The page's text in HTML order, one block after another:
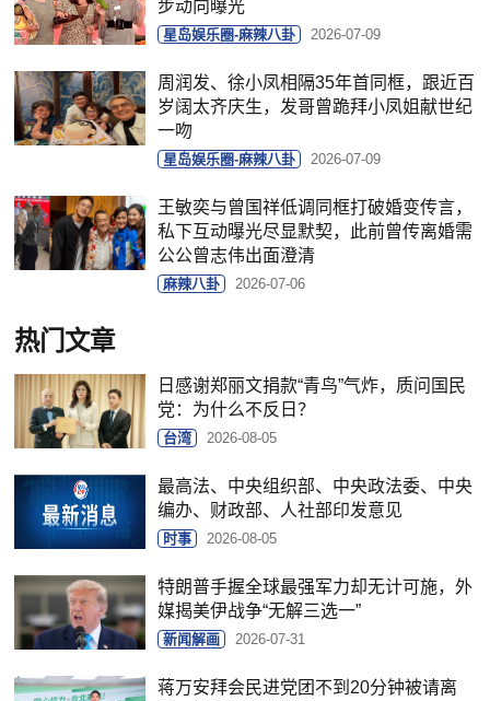
步动向曝光
星岛娱乐圈-麻辣八卦 2026-07-09
周润发、徐小凤相隔35年首同框，跟近百
岁阔太齐庆生，发哥曾跪拜小凤姐献世纪
一吻
星岛娱乐圈-麻辣八卦 2026-07-09
王敏奕与曾国祥低调同框打破婚变传言，
私下互动曝光尽显默契，此前曾传离婚需
公公曾志伟出面澄清
麻辣八卦 2026-07-06
热门文章
日感谢郑丽文捐款“青鸟”气炸，质问国民
党：为什么不反日？
台湾 2026-08-05
最高法、中央组织部、中央政法委、中央
编办、财政部、人社部印发意见
时事 2026-08-05
特朗普手握全球最强军力却无计可施，外
媒揭美伊战争“无解三选一”
新闻解画 2026-07-31
蒋万安拜会民进党团不到20分钟被请离